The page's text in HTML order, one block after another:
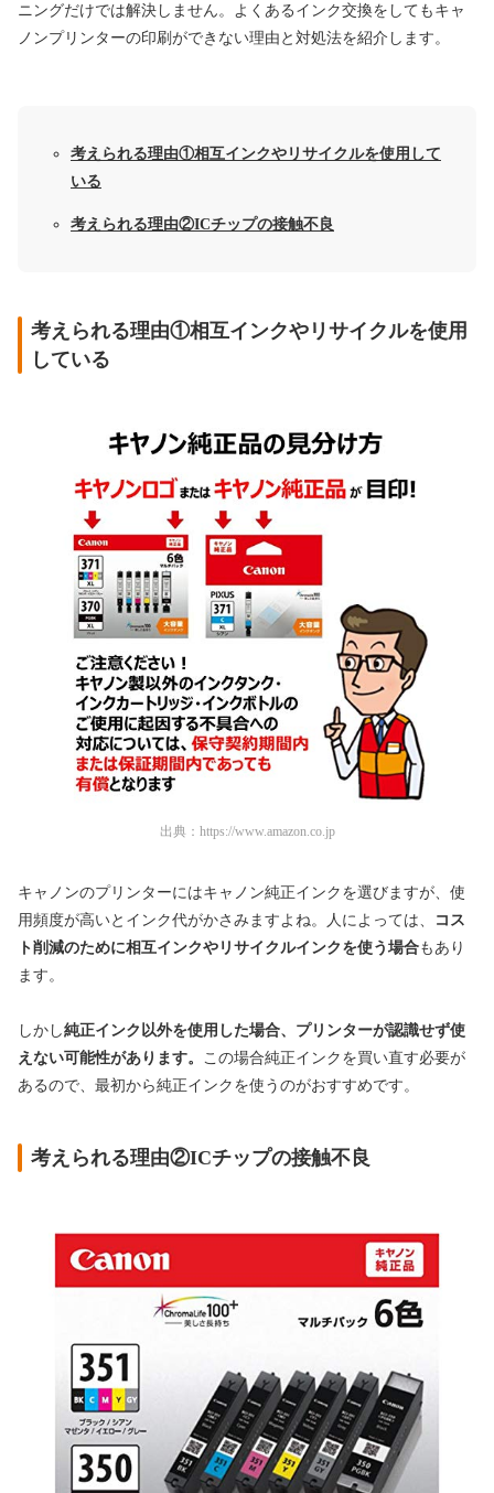
ニングだけでは解決しません。よくあるインク交換をしてもキャ
ノンプリンターの印刷ができない理由と対処法を紹介します。
考えられる理由①相互インクやリサイクルを使用して
いる
考えられる理由②ICチップの接触不良
考えられる理由①相互インクやリサイクルを使用
している
出典： https://www.amazon.co.jp
キャノンのプリンターにはキャノン純正インクを選びますが、使
用頻度が高いとインク代がかさみますよね。人によっては、
コス
ト削減のために相互インクやリサイクルインクを使う場合もあり
ます。
しかし純正インク以外を使用した場合、プリンターが認識せず使
えない可能性があります。
この場合純正インクを買い直す必要が
あるので、最初から純正インクを使うのがおすすめです。
考えられる理由②ICチップの接触不良